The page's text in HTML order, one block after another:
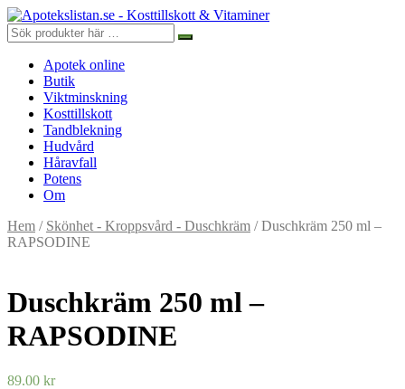
Apotek online
Butik
Viktminskning
Kosttillskott
Tandblekning
Hudvård
Håravfall
Potens
Om
Hem / Skönhet - Kroppsvård - Duschkräm / Duschkräm 250 ml –
RAPSODINE
Duschkräm 250 ml –
RAPSODINE
89.00 kr